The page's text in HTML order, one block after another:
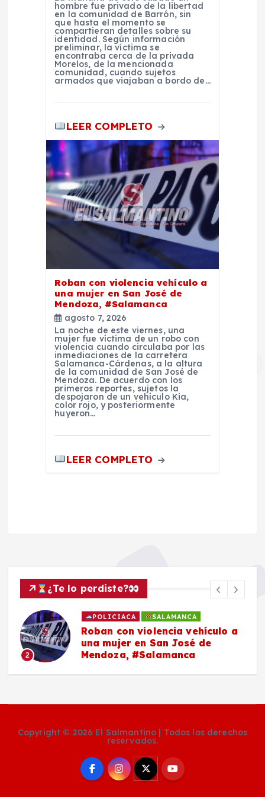
hombre fue privado de la libertad
en la comunidad de Barrón, sin
que hasta el momento se
compartieran detalles sobre su
identidad. Según información
preliminar, la víctima se
encontraba cerca de la privada
Morelos, de la mencionada
comunidad, cuando sujetos
armados que viajaban a bordo de…
LEER COMPLETO
Roban con violencia vehículo a
una mujer en San José de
Mendoza, #Salamanca
agosto 7, 2026
La noche de este viernes, una
mujer fue víctima de un robo con
violencia cuando circulaba por las
inmediaciones de la carretera
Salamanca-Cárdenas, a la altura
de la comunidad de San José de
Mendoza. De acuerdo con los
primeros reportes, sujetos la
despojaron de un vehículo Kia,
color rojo, y posteriormente
huyeron…
LEER COMPLETO
¿Te lo perdiste?
2
POLICIACA SALAMANCA
Roban con violencia vehículo a
una mujer en San José de
Mendoza, #Salamanca
Copyright © 2026 El Salmantino | Todos los derechos
reservados.